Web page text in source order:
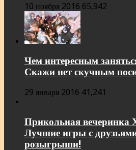
10 ноября 2016 65,942
Чем интересным
Скажи нет скучным
29 января 2016 41,241
Прикольная вечеринка
Лучшие игры с
розыгрыши!